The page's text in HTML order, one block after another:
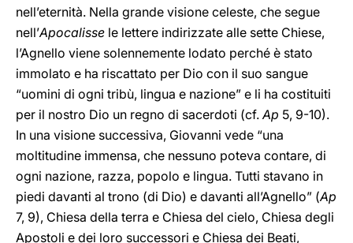
nell’eternità. Nella grande visione celeste, che segue
nell’Apocalisse le lettere indirizzate alle sette Chiese,
l’Agnello viene solennemente lodato perché è stato
immolato e ha riscattato per Dio con il suo sangue
“uomini di ogni tribù, lingua e nazione” e li ha costituiti
per il nostro Dio un regno di sacerdoti (cf.Ap 5, 9-10).
In una visione successiva, Giovanni vede “una
moltitudine immensa, che nessuno poteva contare, di
ogni nazione, razza, popolo e lingua. Tutti stavano in
piedi davanti al trono (di Dio) e davanti all’Agnello” (Ap
7, 9), Chiesa della terra e Chiesa del cielo, Chiesa degli
Apostoli e dei loro successori e Chiesa dei Beati,